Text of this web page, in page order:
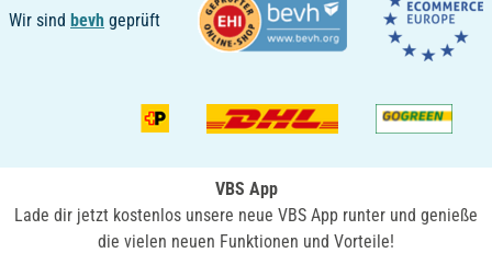
Wir sind bevh geprüft
VBS App
Lade dir jetzt kostenlos unsere neue VBS App runter und genieße
die vielen neuen Funktionen und Vorteile!